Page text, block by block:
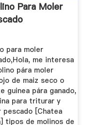
Para Moler
para moler
me interesa
pára moler
de maiz seco o
guinea pára ganado,
para triturar y
pescado [Chatea
tipos de molinos de